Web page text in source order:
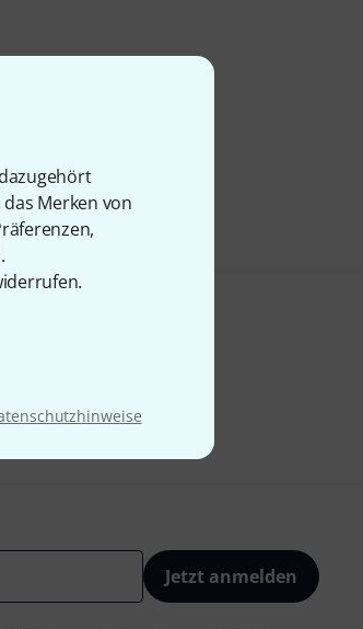
Merken von
Jetzt anmelden